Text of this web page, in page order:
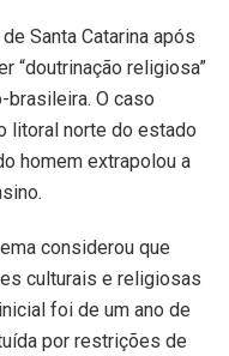
Santa Catarina após
“doutrinação religiosa”
brasileira. O caso
litoral norte do estado
homem extrapolou a
considerou que
culturais e religiosas
foi de um ano de
por restrições de